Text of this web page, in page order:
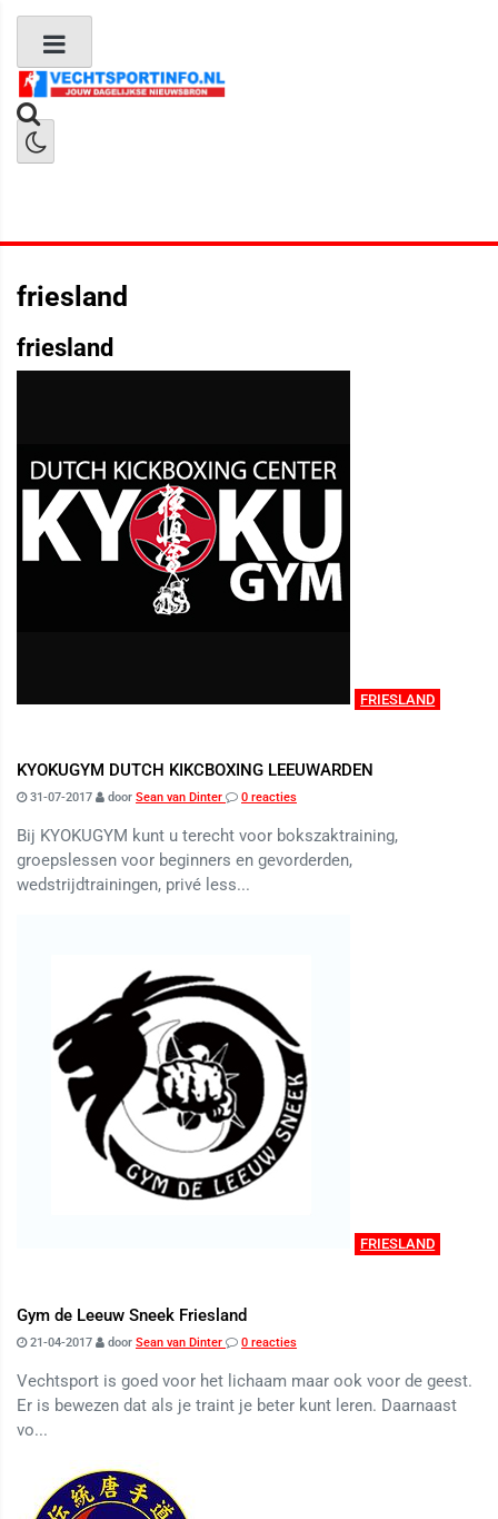
friesland
friesland
FRIESLAND
KYOKUGYM DUTCH KIKCBOXING LEEUWARDEN
31-07-2017 door Sean van Dinter 0 reacties
Bij KYOKUGYM kunt u terecht voor bokszaktraining,
groepslessen voor beginners en gevorderden,
wedstrijdtrainingen, privé less...
FRIESLAND
Gym de Leeuw Sneek Friesland
21-04-2017 door Sean van Dinter 0 reacties
Vechtsport is goed voor het lichaam maar ook voor de geest.
Er is bewezen dat als je traint je beter kunt leren. Daarnaast
vo...